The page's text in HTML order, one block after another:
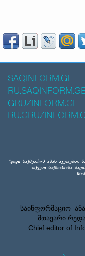
SAQINFORM.GE
RU.SAQINFORM.GE
GRUZINFORM.GE
მთავარი
Chief editor of